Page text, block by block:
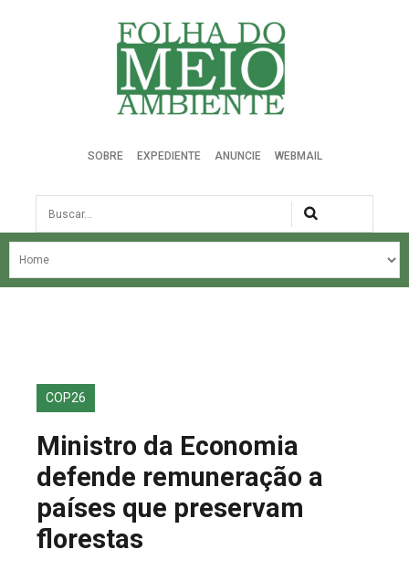
Folha do Meio Ambiente
SOBRE EXPEDIENTE ANUNCIE WEBMAIL
Busca
NOSSA HISTÓRIA
EDIÇÕES ANTERIORES
FALE CONOSCO
COP26
Ministro da Economia
defende remuneração a
países que preservam
florestas